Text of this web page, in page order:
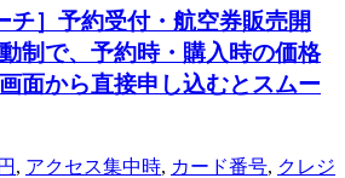
チ］予約受付・航空券販売開
制で、予約時・購入時の価格
面から直接申し込むとスムー
, アクセス集中時, カード番号, クレジ